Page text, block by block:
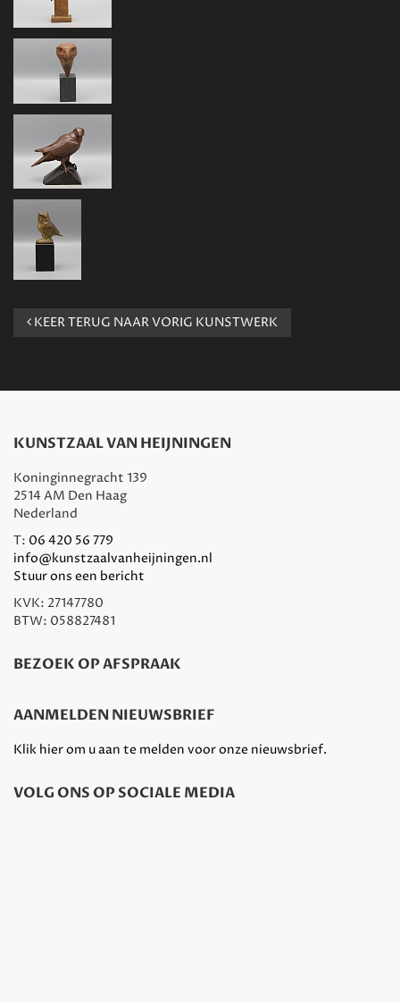
KEER TERUG NAAR VORIG KUNSTWERK
KUNSTZAAL VAN HEIJNINGEN
Koninginnegracht 139
2514 AM Den Haag
Nederland
T: 06 420 56 779
info@kunstzaalvanheijningen.nl
Stuur ons een bericht
KVK: 27147780
BTW: 058827481
BEZOEK OP AFSPRAAK
AANMELDEN NIEUWSBRIEF
Klik hier om u aan te melden voor onze nieuwsbrief.
VOLG ONS OP SOCIALE MEDIA